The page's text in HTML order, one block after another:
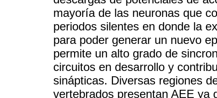
mayoría de las neuronas que
periodos silentes en donde la
para poder generar un nuevo
permite un alto grado de
circuitos en desarrollo y
sinápticas. Diversas regiones
vertebrados presentan AEE ya